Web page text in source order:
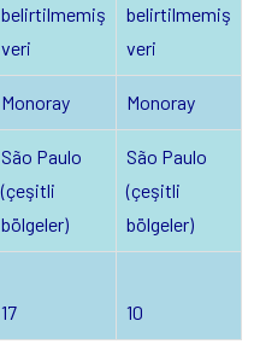
belirtilmemiş
veri
belirtilmemiş
veri
Monoray Monoray
São Paulo
(çeşitli
bölgeler)
São Paulo
(çeşitli
bölgeler)
17
10